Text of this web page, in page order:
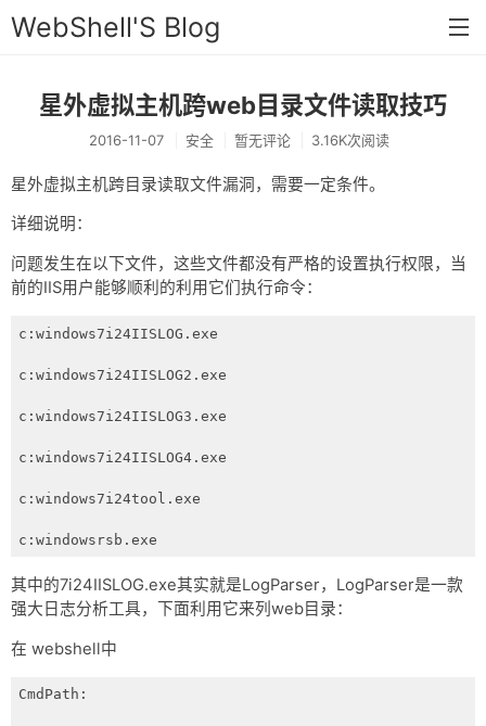
WebShell'S Blog
首页
分类
安全
技术
星外虚拟主机跨web目录文件读取技巧
2016-11-07 安全 暂无评论 3.16K次阅读
星外虚拟主机跨目录读取文件漏洞，需要一定条件。
详细说明：
问题发生在以下文件，这些文件都没有严格的设置执行权限，当
前的IIS用户能够顺利的利用它们执行命令：
c:windows7i24IISLOG.exe
c:windows7i24IISLOG2.exe
c:windows7i24IISLOG3.exe
c:windows7i24IISLOG4.exe
c:windows7i24tool.exe
c:windowsrsb.exe
其中的7i24IISLOG.exe其实就是LogParser，LogParser是一款
强大日志分析工具，下面利用它来列web目录：
在 webshell中
CmdPath: